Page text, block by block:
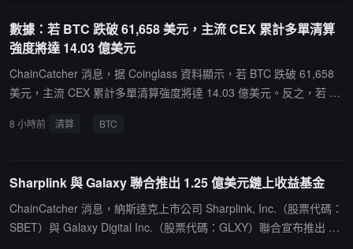
申請加入新的原創內容獎勵計劃。新計劃將根據創作者原創內容產生
的合格曝光量進行收益分配，獎勵每兩週發放一次，首筆款項預計於
8 月 28 日發放。申請加入原創內容獎勵計劃需滿足以下條件：年滿
18 周歲；居住在計劃支持的國家或地區；帳號信用良好，無多次違
m、Premium+ 或 Premium Business；擁有至少 500 名已驗證粉
數據：若 BTC 跌破 61,658 美元，主流 CEX 累計多單清算
強度將達 14.03 億美元
ChainCatcher 消息，据 Coinglass 資料顯示，若 BTC 跌破 61,658
美元，主流 CEX 累計多單清算強度將達 14.03 億美元。反之，若 BT
元。
8 小時前 清算 BTC
Sharplink 與 Galaxy 聯合推出 1.25 億美元鏈上收益基金
ChainCatcher 消息，納斯達克上市公司 Sharplink, Inc.（股票代碼：
SBET）與 Galaxy Digital Inc.（股票代碼：GLXY）聯合宣布推出 Ga